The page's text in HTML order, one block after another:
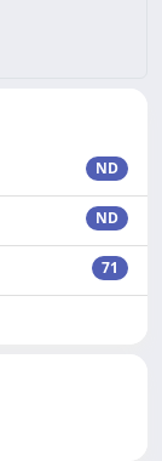
ND
ND
71